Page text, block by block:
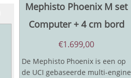
Mephisto Phoenix M set
Computer + 4 cm bord
€1.699,00
De Mephisto Phoenix is een op
de UCI gebaseerde multi-engine